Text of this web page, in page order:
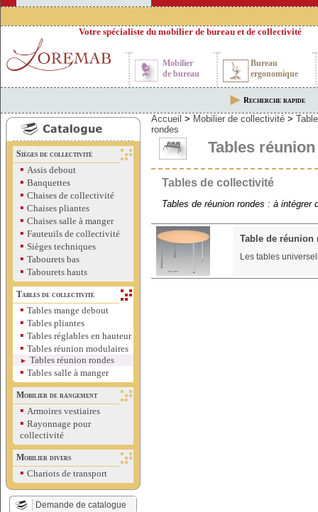
Votre spécialiste du mobilier de bureau et de collectivité
Mobilier
de bureau
Bureau
ergonomique
Recherche rapide
Sièges de collectivité
▪ Assis debout
▪ Banquettes
▪ Chaises de collectivité
▪ Chaises pliantes
▪ Chaises salle à manger
▪ Fauteuils de collectivité
▪ Sièges techniques
▪ Tabourets bas
▪ Tabourets hauts
Tables de collectivité
▪ Tables mange debout
▪ Tables pliantes
▪ Tables réglables en hauteur
▪ Tables réunion modulaires
► Tables réunion rondes
▪ Tables salle à manger
Mobilier de rangement
▪ Armoires vestiaires
▪ Rayonnage pour
collectivité
Mobilier divers
▪ Chariots de transport
Demande de catalogue
Accueil > Mobilier de collectivité >
rondes
Tables
Tables de collectivité
Tables de réunion rondes : à
Table de réunion
Les tables